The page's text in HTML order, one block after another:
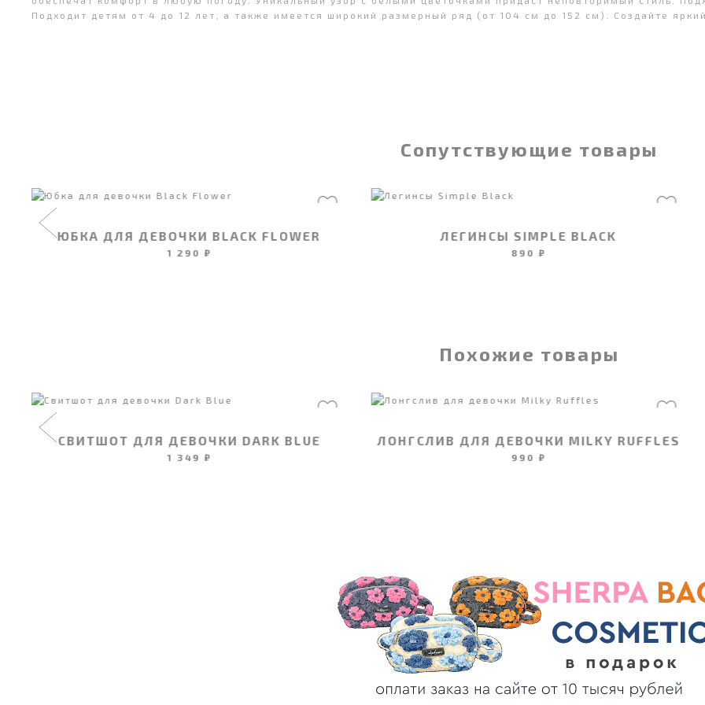
Подходит детям от 4 до 12 лет, а также имеется широкий размерный ряд (от 104 см до 152 см). Создайте
Сопутствующие товары
ЮБКА ДЛЯ ДЕВОЧКИ BLACK FLOWER
1 290 ₽
ЛЕГИНСЫ SIMPLE BLACK
890 ₽
Похожие товары
СВИТШОТ ДЛЯ ДЕВОЧКИ DARK BLUE
1 349 ₽
ЛОНГСЛИВ ДЛЯ ДЕВОЧКИ MILKY RUFFLES
990 ₽